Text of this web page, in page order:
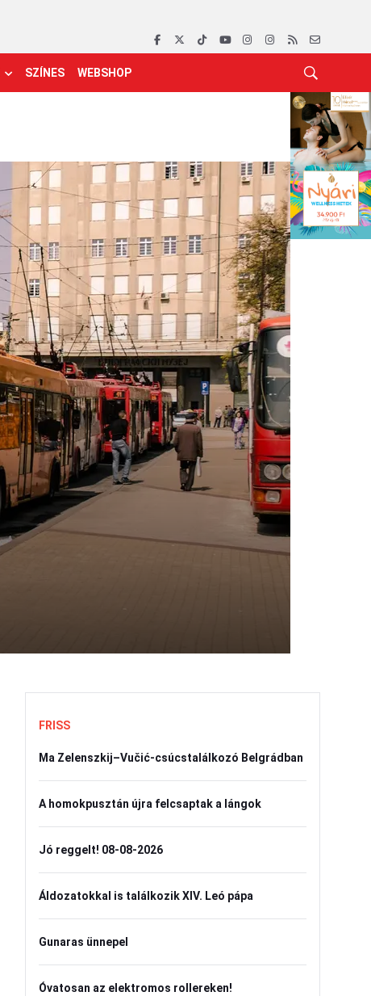
SZÍNES WEBSHOP
FRISS
Ma Zelenszkij–Vučić-csúcstalálkozó Belgrádban
A homokpusztán újra felcsaptak a lángok
Jó reggelt! 08-08-2026
Áldozatokkal is találkozik XIV. Leó pápa
Gunaras ünnepel
Óvatosan az elektromos rollereken!